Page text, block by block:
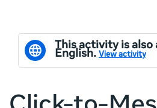
This activity is also
English. View activity